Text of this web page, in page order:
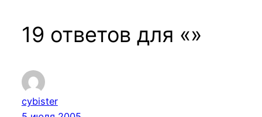
19 ответов для «»
cybister